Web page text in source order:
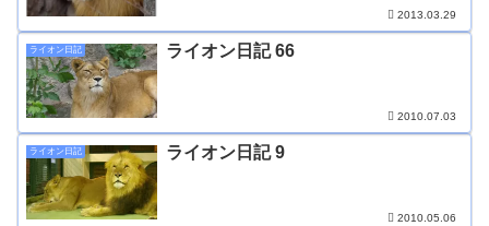
2013.03.29
ライオン日記 ライオン日記 66
2010.07.03
ライオン日記 ライオン日記 9
2010.05.06